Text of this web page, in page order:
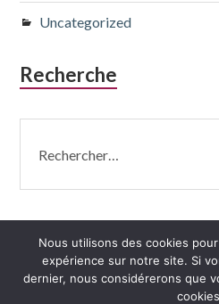
Uncategorized
Recherche
Nous utilisons des cookies
expérience sur notre site. Si
dernier, nous considérerons que